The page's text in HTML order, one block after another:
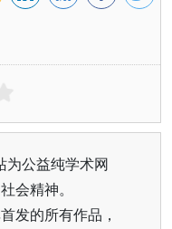
公益纯学术网
会精神。
发的所有作品，